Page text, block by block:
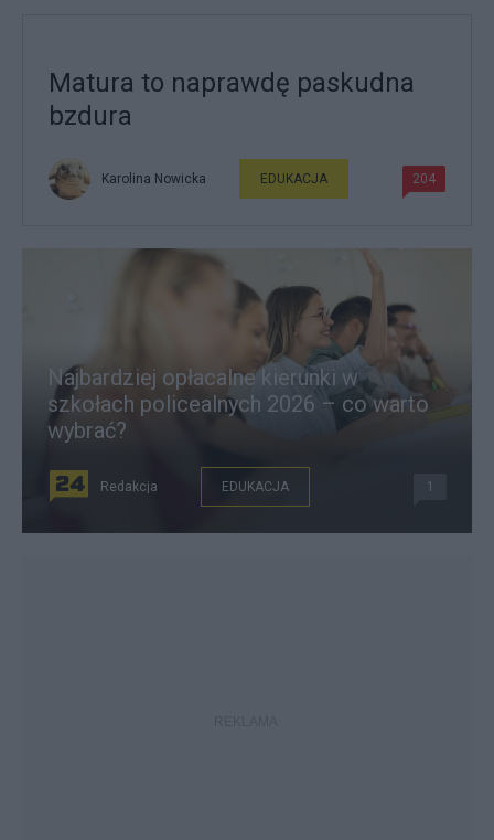
Matura to naprawdę paskudna
bzdura
Karolina Nowicka EDUKACJA 204
Najbardziej opłacalne kierunki w
szkołach policealnych 2026 – co warto
wybrać?
Redakcja EDUKACJA 1